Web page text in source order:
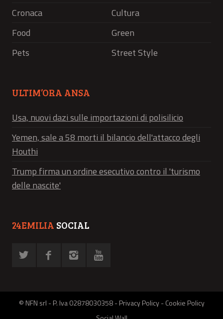
Cronaca
Cultura
Food
Green
Pets
Street Style
ULTIM’ORA ANSA
Usa, nuovi dazi sulle importazioni di polisilicio
Yemen, sale a 58 morti il bilancio dell'attacco degli
Houthi
Trump firma un ordine esecutivo contro il 'turismo
delle nascite'
24EMILIA SOCIAL
© NFN srl - P. Iva 02878030358 -Privacy Policy-Cookie Policy